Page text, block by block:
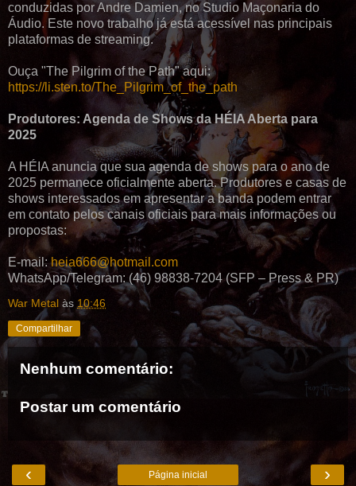
conduzidas por Andre Damien, no Studio Maçonaria do
Áudio. Este novo trabalho já está acessível nas principais
plataformas de streaming.
Ouça "The Pilgrim of the Path" aqui:
https://li.sten.to/The_Pilgrim_of_the_path
Produtores: Agenda de Shows da HÉIA Aberta para
2025
A HÉIA anuncia que sua agenda de shows para o ano de
2025 permanece oficialmente aberta. Produtores e casas de
shows interessados em apresentar a banda podem entrar
em contato pelos canais oficiais para mais informações ou
propostas:
E-mail: heia666@hotmail.com
WhatsApp/Telegram: (46) 98838-7204 (SFP – Press & PR)
War Metal às 10:46
Compartilhar
Nenhum comentário:
Postar um comentário
‹ ›
Página inicial